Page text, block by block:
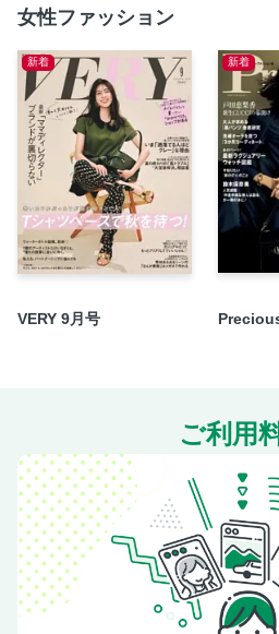
野村友里さん 実家を自分らしく住
「ソワレ・ドゥ・エクラ」が今年
女性起業家に学ぶ、“初めの一歩”
エクラ韓国ドラマ大賞2025
Shop List
READING『オトナの文藝部』
ART『日本を旅するアートな理由
CINEMA／STAGE／MUSEUM／
GOURMET
浜作で知る 京都の本物 浜作三代
Eclat FINDS／三陽商会マッキン
AD
Eclat FINDS／G-FRANCO
AD
次号予告
別冊付録 大人のごちそう鍋
AD
女性ファッション
新着
VERY 9月号
新着
ご利用